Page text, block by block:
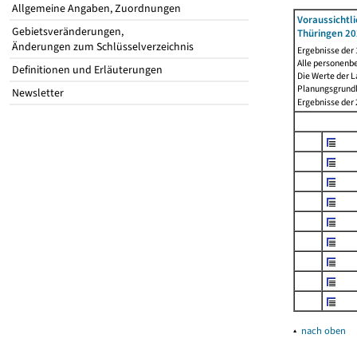
Allgemeine Angaben, Zuordnungen
Gebietsveränderungen,
Änderungen zum Schlüsselverzeichnis
Definitionen und Erläuterungen
Newsletter
Thüringen
Ergebnisse
Alle
Die Werte der
Ergebnisse
▴ nach oben